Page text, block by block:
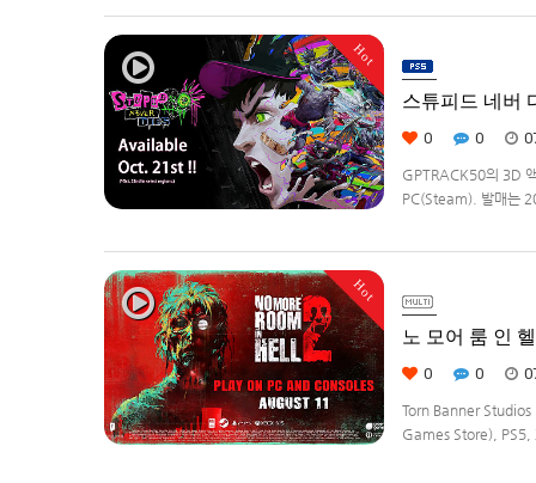
Hot
스튜피드 네버
0 0
GPTRACK50의 3D
PC(Steam). 발매는
Hot
노 모어 룸 인
0 0
Torn Banner Studios
Games Store), PS5,